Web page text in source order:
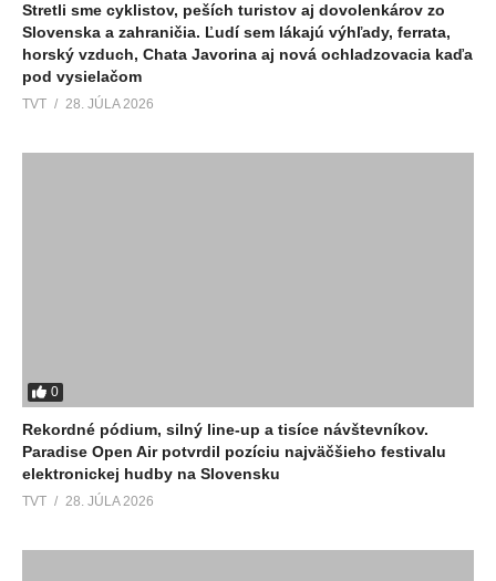
Stretli sme cyklistov, peších turistov aj dovolenkárov zo
Slovenska a zahraničia. Ľudí sem lákajú výhľady, ferrata,
horský vzduch, Chata Javorina aj nová ochladzovacia kaďa
pod vysielačom
TVT 28. JÚLA 2026
0
Rekordné pódium, silný line-up a tisíce návštevníkov.
Paradise Open Air potvrdil pozíciu najväčšieho festivalu
elektronickej hudby na Slovensku
TVT 28. JÚLA 2026